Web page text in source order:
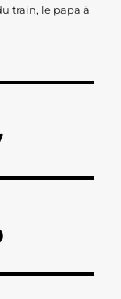
train, le papa à